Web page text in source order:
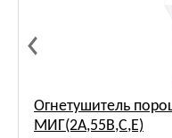
Огнетушитель
МИГ(2A,55B,С,Е)